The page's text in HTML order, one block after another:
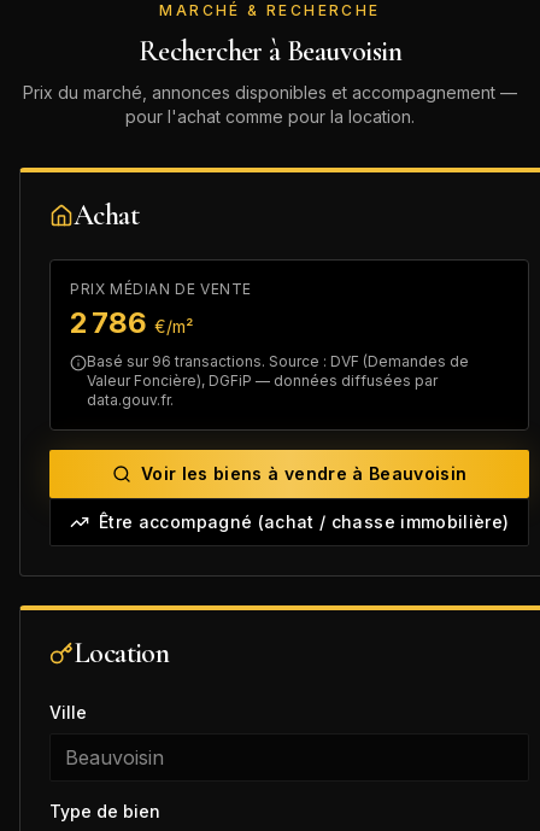
MARCHÉ & RECHERCHE
Rechercher à Beauvoisin
Prix du marché, annonces disponibles et accompagnement —
pour l'achat comme pour la location.
Achat
PRIX MÉDIAN DE VENTE
2 786 €/m²
Basé sur 96 transactions. Source : DVF (Demandes de
Valeur Foncière), DGFiP — données diffusées par
data.gouv.fr.
Voir les biens à vendre à Beauvoisin
Être accompagné (achat / chasse immobilière)
Location
Ville
Type de bien